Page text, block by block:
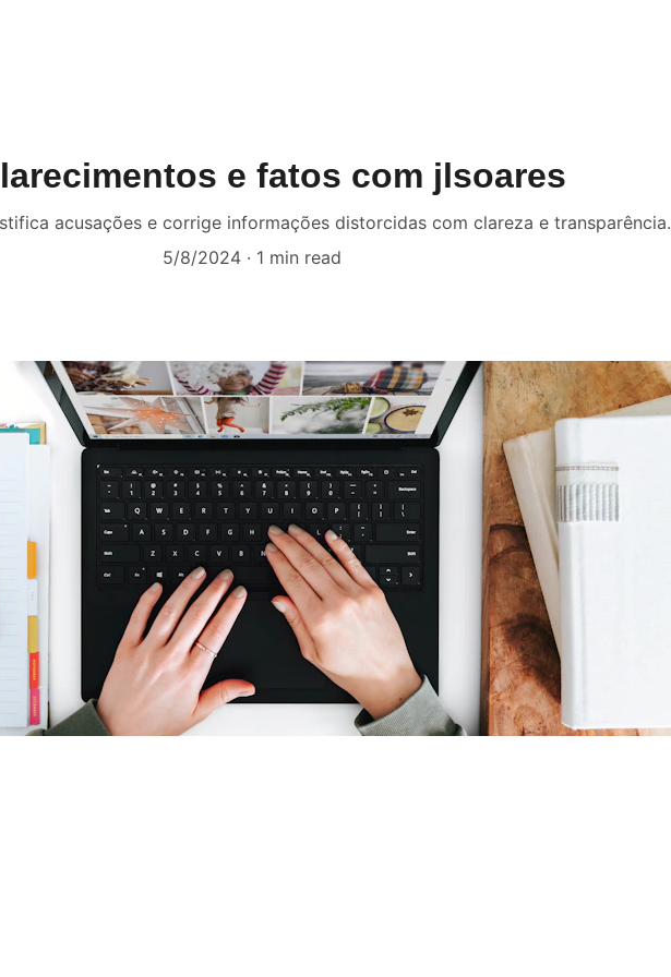
e fatos com jlsoares
acusações e corrige informações distorcidas com clareza e transparência.
5/8/2024
1 min read